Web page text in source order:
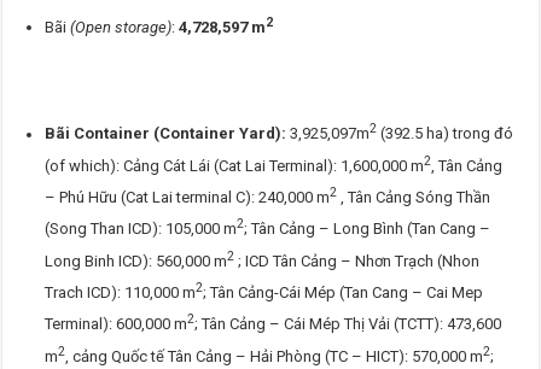
Bãi(Open storage): 4,728,597 m2
Bãi Container (Container Yard): 3,925,097m2 (392.5 ha) trong đó
(of which): Cảng Cát Lái (Cat Lai Terminal): 1,600,000 m2 , Tân Cảng
– Phú Hữu (Cat Lai terminal C): 240,000 m2 , Tân Cảng Sóng Thần
(Song Than ICD): 105,000 m2; Tân Cảng – Long Bình (Tan Cang –
Long Binh ICD): 560,000 m2; ICD Tân Cảng – Nhơn Trạch (Nhon
Trach ICD): 110,000 m2; Tân Cảng-Cái Mép (Tan Cang – Cai Mep
Terminal): 600,000 m2; Tân Cảng – Cái Mép Thị Vải (TCTT): 473,600
m2 , cảng Quốc tế Tân Cảng – Hải Phòng (TC – HICT): 570,000 m2;